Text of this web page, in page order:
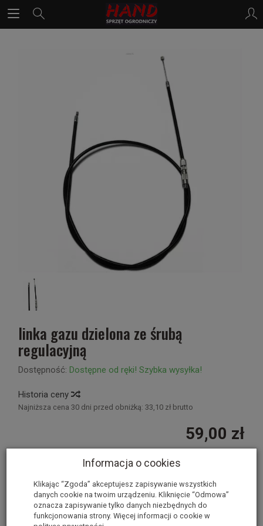
linka gazu dzielona ze śrubą
regulacyjną
Dostępność: Dostępne od ręki! Szybka wysyłka!
Historia ceny
Najniższa cena 30 dni przed obniżką: 33,10 zł brutto
59,00 zł
szt. dodaj do koszyka
nr.kat. 9942568
Informacja o cookies
Klikając “Zgoda” akceptujesz zapisywanie wszystkich
danych cookie na twoim urządzeniu. Kliknięcie “Odmowa”
oznacza zapisywanie tylko danych niezbędnych do
funkcjonowania strony. Więcej informacji o cookie w